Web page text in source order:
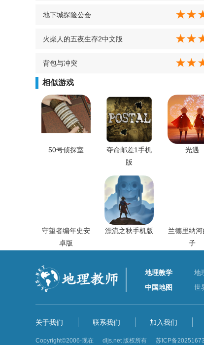
地下城探险公会
火柴人的五夜生存2中文版
背包与冲突
相似游戏
50号侦探室
夺命邮差1手机
版
光遇
守望者编年史安
卓版
漂流之秋手机版
兰德里纳河
子
地理教学 地
中国地图
世
关于我们 联系我们 加入我们
Copyright©2006-现在 dljs.net 版权所有 苏ICP备